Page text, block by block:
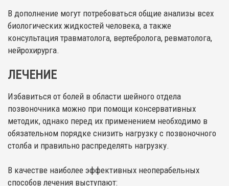
В дополнение могут потребоваться общие анализы всех
биологических жидкостей человека, а также
консультация травматолога, вертебролога, ревматолога,
нейрохирурга.
ЛЕЧЕНИЕ
Избавиться от болей в области шейного отдела
позвоночника можно при помощи консервативных
методик, однако перед их применением необходимо в
обязательном порядке снизить нагрузку с позвоночного
столба и правильно распределять нагрузку.
В качестве наиболее эффективных неоперабельных
способов лечения выступают: